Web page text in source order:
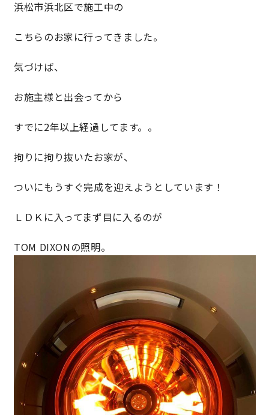
来店・見学予約
理想の暮らしを引き出すデザイン力
家具まで標準仕様の空間コーディネート
身体に優しい自然素材の家
耐震等級3 & 許容応力度計算 全棟標準
徹底したコストダウンの追求
頑丈で長持ちの外壁
2030年の省エネ基準住宅
浜松市浜北区で施工中の
こちらのお家に行ってきました。
気づけば、
お施主様と出会ってから
すでに2年以上経過してます。。
拘りに拘り抜いたお家が、
ついにもうすぐ完成を迎えようとしています！
ＬＤＫに入ってまず目に入るのが
TOM DIXONの照明。